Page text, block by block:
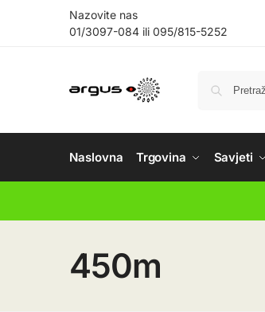
Nazovite nas
01/3097-084 ili 095/815-5252
Naslovna Trgovina Savjeti
450m